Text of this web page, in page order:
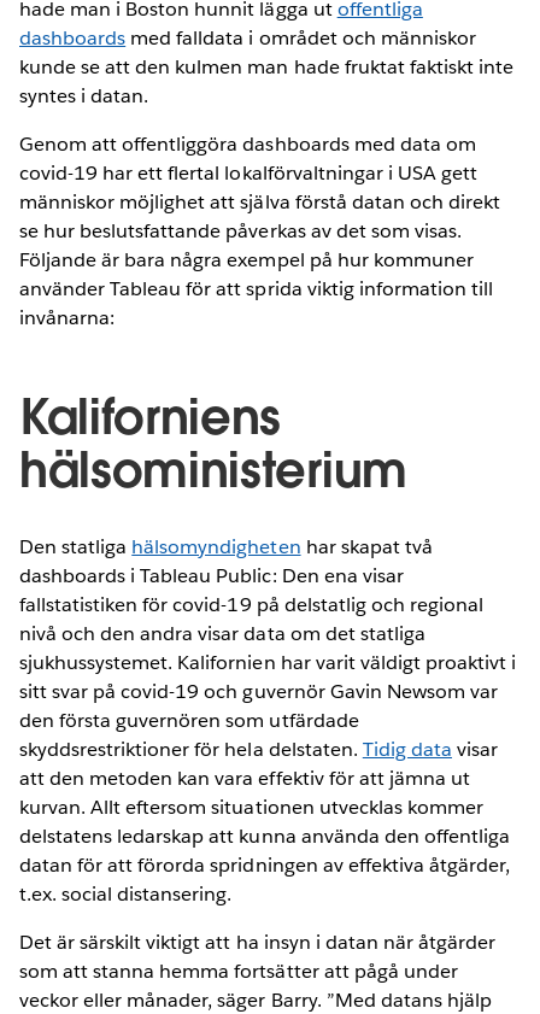
hade man i Boston hunnit lägga utoffentliga
dashboards med falldata i området och människor
kunde se att den kulmen man hade fruktat faktiskt inte
syntes i datan.
Genom att offentliggöra dashboards med data om
covid-19 har ett flertal lokalförvaltningar i USA gett
människor möjlighet att själva förstå datan och direkt
se hur beslutsfattande påverkas av det som visas.
Följande är bara några exempel på hur kommuner
använder Tableau för att sprida viktig information till
invånarna:
Kaliforniens
hälsoministerium
Den statliga hälsomyndigheten har skapat två
dashboards i Tableau Public: Den ena visar
fallstatistiken för covid-19 på delstatlig och regional
nivå och den andra visar data om det statliga
sjukhussystemet. Kalifornien har varit väldigt proaktivt i
sitt svar på covid-19 och guvernör Gavin Newsom var
den första guvernören som utfärdade
skyddsrestriktioner för hela delstaten. Tidig data visar
att den metoden kan vara effektiv för att jämna ut
kurvan. Allt eftersom situationen utvecklas kommer
delstatens ledarskap att kunna använda den offentliga
datan för att förorda spridningen av effektiva åtgärder,
t.ex. social distansering.
Det är särskilt viktigt att ha insyn i datan när åtgärder
som att stanna hemma fortsätter att pågå under
veckor eller månader, säger Barry. ”Med datans hjälp